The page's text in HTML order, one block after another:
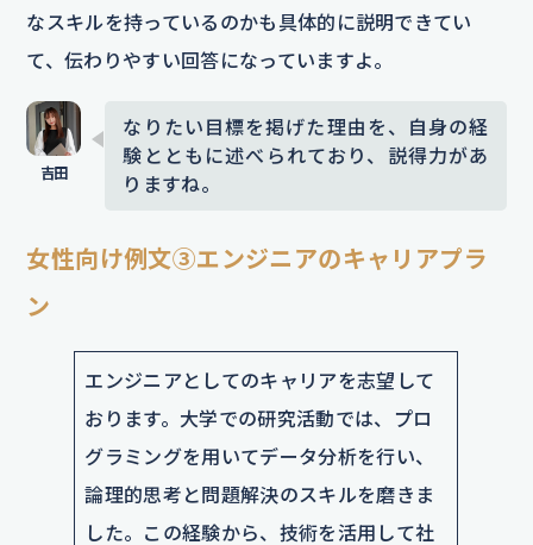
なスキルを持っているのかも具体的に説明できてい
て、伝わりやすい回答になっていますよ。
なりたい目標を掲げた理由を、自身の経
験とともに述べられており、説得力があ
りますね。
女性向け例文③エンジニアのキャリアプラ
ン
エンジニアとしてのキャリアを志望して
おります。大学での研究活動では、プロ
グラミングを用いてデータ分析を行い、
論理的思考と問題解決のスキルを磨きま
した。この経験から、技術を活用して社